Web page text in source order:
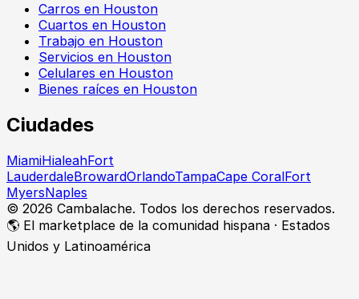
Carros en Houston
Cuartos en Houston
Trabajo en Houston
Servicios en Houston
Celulares en Houston
Bienes raíces en Houston
Ciudades
MiamiHialeahFort
LauderdaleBrowardOrlandoTampaCape CoralFort
MyersNaples
© 2026 Cambalache. Todos los derechos reservados.
🌎 El marketplace de la comunidad hispana · Estados
Unidos y Latinoamérica